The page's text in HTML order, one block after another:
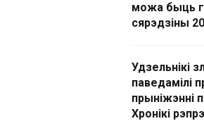
можа быць
сярэдзіны
Удзельнікі
паведамілі
прыніжэнні
Хронікі